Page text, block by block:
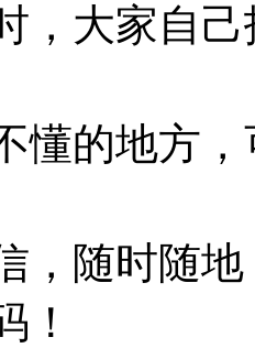
，大家自
懂的地方
，随时随
！